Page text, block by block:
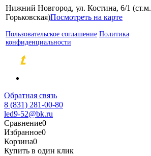
Нижний Новгород, ул. Костина, 6/1 (ст.м.
Горьковская)Посмотреть на карте
Пользовательское соглашение Политика
конфиденциальности
Обратная связь
8 (831) 281-00-80
led9-52@bk.ru
Сравнение0
Избранное0
Корзина0
Купить в один клик